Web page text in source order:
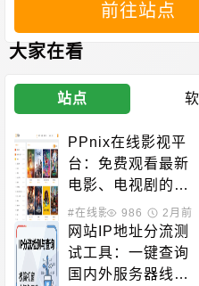
前往站点
大家在看
站点
PPnix在线影视平
台：免费观看最新
电影、电视剧的站
点
#在线影音 986 2月前
网站IP地址分流测
试工具：一键查询
国内外服务器线路